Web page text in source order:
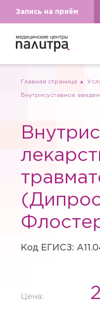
Запись на приём
Главная страница
Внутрисуставное
Код ЕГИСЗ:
Цена: